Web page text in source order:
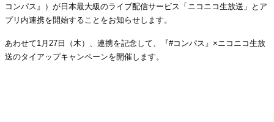
コンパス』）が日本最大級のライブ配信サービス「ニコニコ生放送」とア
プリ内連携を開始することをお知らせします。
あわせて1月27日（木）、連携を記念して、『#コンパス』×ニコニコ生放
送のタイアップキャンペーンを開催します。